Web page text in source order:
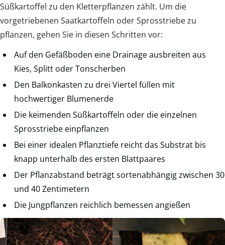
Süßkartoffel zu den Kletterpflanzen zählt. Um die
vorgetriebenen Saatkartoffeln oder Sprosstriebe zu
pflanzen, gehen Sie in diesen Schritten vor:
Auf den Gefäßboden eine Drainage ausbreiten aus
Kies, Splitt oder Tonscherben
Den Balkonkasten zu drei Viertel füllen mit
hochwertiger Blumenerde
Die keimenden Süßkartoffeln oder die einzelnen
Sprosstriebe einpflanzen
Bei einer idealen Pflanztiefe reicht das Substrat bis
knapp unterhalb des ersten Blattpaares
Der Pflanzabstand beträgt sortenabhängig zwischen 30
und 40 Zentimetern
Die Jungpflanzen reichlich bemessen angießen